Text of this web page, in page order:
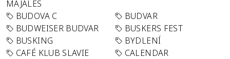
MAJÁLES
BUDOVA C
BUDVAR
BUDWEISER BUDVAR
BUSKERS FEST
BUSKING
BYDLENÍ
CAFÉ KLUB SLAVIE
CALENDAR